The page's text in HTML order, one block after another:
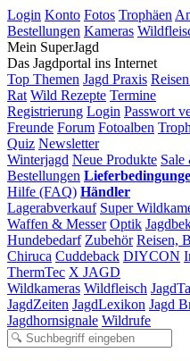
Login Konto Fotos Trophäen
Bestellungen Kameras
Mein SuperJagd
Das Jagdportal ins Internet
Top Themen Jagd Praxis
Rat Wild Rezepte Termine
Registrierung Login Passwort
Freunde Forum Fotoalben
Quiz Newsletter
Winterjagd Neue Produkte
Bestellungen
Hilfe (FAQ) Händler
Lagerabverkauf Super
Waffen & Messer Optik
Hundebedarf Zubehör Reisen,
Chiruca Cuddeback DIYCON
ThermTec X JAGD
Wildkameras Wildfleisch
JagdZeiten JagdLexikon Jagd
Jagdhornsignale Wildrufe